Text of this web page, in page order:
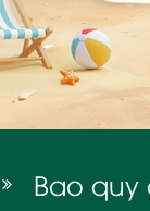
Bao quy